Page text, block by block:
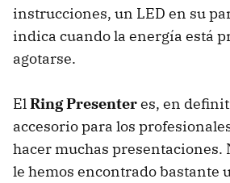
instrucciones, un LED en su
indica cuando la energía está
agotarse.
ElRing Presenteres, en
accesorio para los
hacer muchas presentaciones.
le hemos encontrado bastante